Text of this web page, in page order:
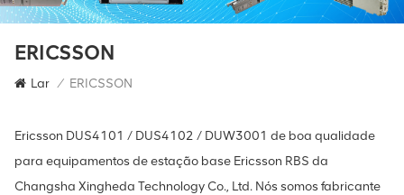
ERICSSON
Lar / ERICSSON
Ericsson DUS4101 / DUS4102 / DUW3001 de boa qualidade
para equipamentos de estação base Ericsson RBS da
Changsha Xingheda Technology Co., Ltd. Nós somos fabricante